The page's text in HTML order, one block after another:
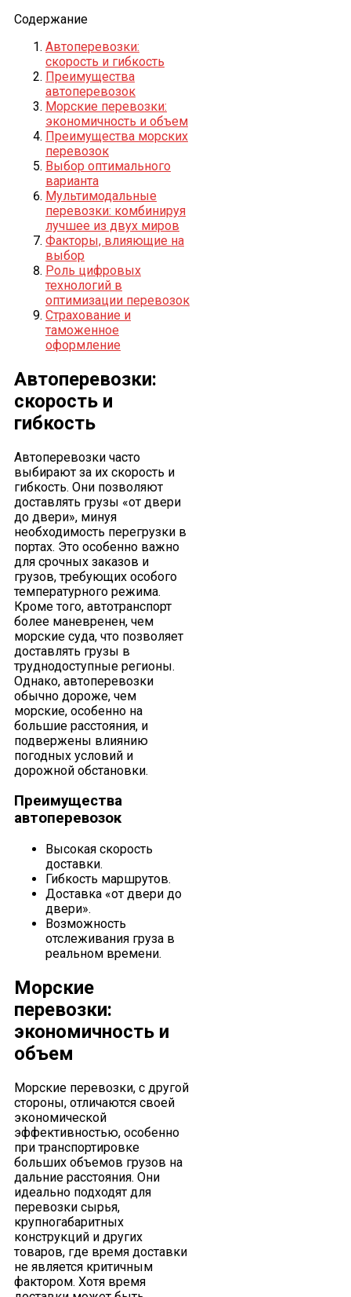
Содержание
Автоперевозки:
скорость и гибкость
Преимущества
автоперевозок
Морские перевозки:
экономичность и объем
Преимущества морских
перевозок
Выбор оптимального
варианта
Мультимодальные
перевозки: комбинируя
лучшее из двух миров
Факторы, влияющие на
выбор
Роль цифровых
технологий в
оптимизации перевозок
Страхование и
таможенное
оформление
Автоперевозки:
скорость и
гибкость
Автоперевозки часто
выбирают за их скорость и
гибкость. Они позволяют
доставлять грузы «от двери
до двери», минуя
необходимость перегрузки в
портах. Это особенно важно
для срочных заказов и
грузов, требующих особого
температурного режима.
Кроме того, автотранспорт
более маневренен, чем
морские суда, что позволяет
доставлять грузы в
труднодоступные регионы.
Однако, автоперевозки
обычно дороже, чем
морские, особенно на
большие расстояния, и
подвержены влиянию
погодных условий и
дорожной обстановки.
Преимущества
автоперевозок
Высокая скорость
доставки.
Гибкость маршрутов.
Доставка «от двери до
двери».
Возможность
отслеживания груза в
реальном времени.
Морские
перевозки:
экономичность и
объем
Морские перевозки, с другой
стороны, отличаются своей
экономической
эффективностью, особенно
при транспортировке
больших объемов грузов на
дальние расстояния. Они
идеально подходят для
перевозки сырья,
крупногабаритных
конструкций и других
товаров, где время доставки
не является критичным
фактором. Хотя время